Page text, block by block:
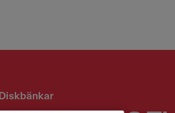
Diskbänkar